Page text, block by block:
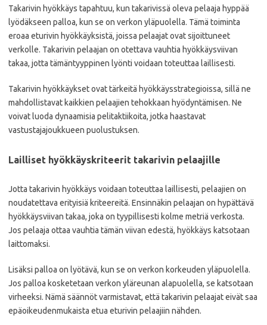
Takarivin hyökkäys tapahtuu, kun takarivissä oleva pelaaja hyppää
lyödäkseen palloa, kun se on verkon yläpuolella. Tämä toiminta
eroaa eturivin hyökkäyksistä, joissa pelaajat ovat sijoittuneet
verkolle. Takarivin pelaajan on otettava vauhtia hyökkäysviivan
takaa, jotta tämäntyyppinen lyönti voidaan toteuttaa laillisesti.
Takarivin hyökkäykset ovat tärkeitä hyökkäysstrategioissa, sillä ne
mahdollistavat kaikkien pelaajien tehokkaan hyödyntämisen. Ne
voivat luoda dynaamisia pelitaktiikoita, jotka haastavat
vastustajajoukkueen puolustuksen.
Lailliset hyökkäyskriteerit takarivin pelaajille
Jotta takarivin hyökkäys voidaan toteuttaa laillisesti, pelaajien on
noudatettava erityisiä kriteereitä. Ensinnäkin pelaajan on hypättävä
hyökkäysviivan takaa, joka on tyypillisesti kolme metriä verkosta.
Jos pelaaja ottaa vauhtia tämän viivan edestä, hyökkäys katsotaan
laittomaksi.
Lisäksi palloa on lyötävä, kun se on verkon korkeuden yläpuolella.
Jos palloa kosketetaan verkon yläreunan alapuolella, se katsotaan
virheeksi. Nämä säännöt varmistavat, että takarivin pelaajat eivät saa
epäoikeudenmukaista etua eturivin pelaajiin nähden.